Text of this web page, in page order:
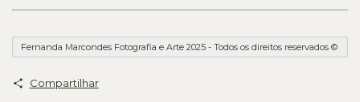
Fernanda Marcondes Fotografia e Arte 2025 - Todos os direitos reservados ©
Compartilhar